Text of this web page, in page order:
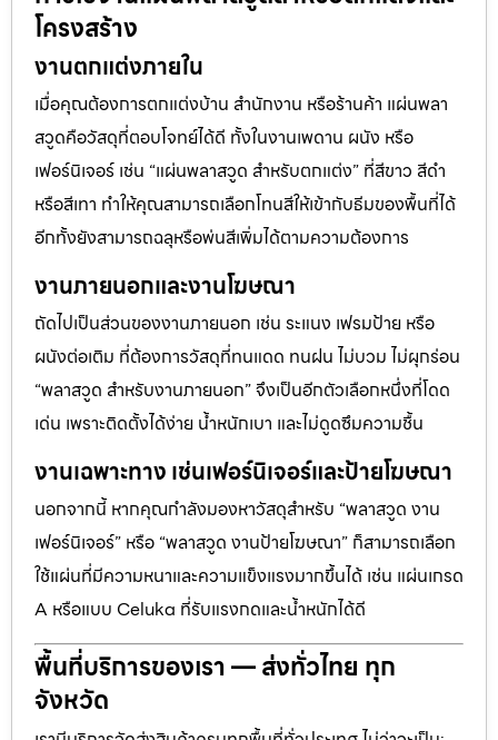
โครงสร้าง
งานตกแต่งภายใน
เมื่อคุณต้องการตกแต่งบ้าน สำนักงาน หรือร้านค้า แผ่นพลา
สวูดคือวัสดุที่ตอบโจทย์ได้ดี ทั้งในงานเพดาน ผนัง หรือ
เฟอร์นิเจอร์ เช่น “แผ่นพลาสวูด สำหรับตกแต่ง” ที่สีขาว สีดำ
หรือสีเทา ทำให้คุณสามารถเลือกโทนสีให้เข้ากับธีมของพื้นที่ได้
อีกทั้งยังสามารถฉลุหรือพ่นสีเพิ่มได้ตามความต้องการ
งานภายนอกและงานโฆษณา
ถัดไปเป็นส่วนของงานภายนอก เช่น ระแนง เฟรมป้าย หรือ
ผนังต่อเติม ที่ต้องการวัสดุที่ทนแดด ทนฝน ไม่บวม ไม่ผุกร่อน
“พลาสวูด สำหรับงานภายนอก” จึงเป็นอีกตัวเลือกหนึ่งที่โดด
เด่น เพราะติดตั้งได้ง่าย น้ำหนักเบา และไม่ดูดซึมความชื้น
งานเฉพาะทาง เช่นเฟอร์นิเจอร์และป้ายโฆษณา
นอกจากนี้ หากคุณกำลังมองหาวัสดุสำหรับ “พลาสวูด งาน
เฟอร์นิเจอร์” หรือ “พลาสวูด งานป้ายโฆษณา” ก็สามารถเลือก
ใช้แผ่นที่มีความหนาและความแข็งแรงมากขึ้นได้ เช่น แผ่นเกรด
A หรือแบบ Celuka ที่รับแรงกดและน้ำหนักได้ดี
พื้นที่บริการของเรา — ส่งทั่วไทย ทุก
จังหวัด